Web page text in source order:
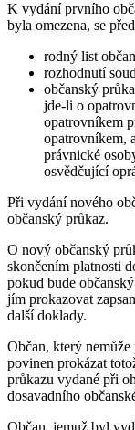
K vydání prvního
byla omezena, se
rodný list
rozhodnutí
občanský
jde-li o
opatrovníkem
opatrovníkem,
právnické
osvědčující
Při vydání nového
občanský průkaz.
O nový občanský
skončením platnosti
pokud bude
jím prokazovat
další doklady.
Občan, který
povinen prokázat
průkazu vydané při
dosavadního